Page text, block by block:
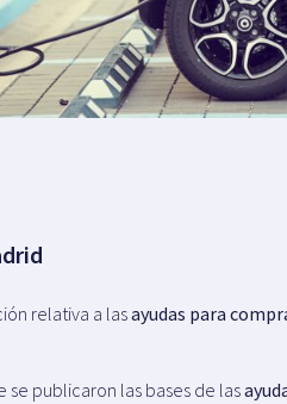
relativa a lasayudas para
se publicaron las bases de las